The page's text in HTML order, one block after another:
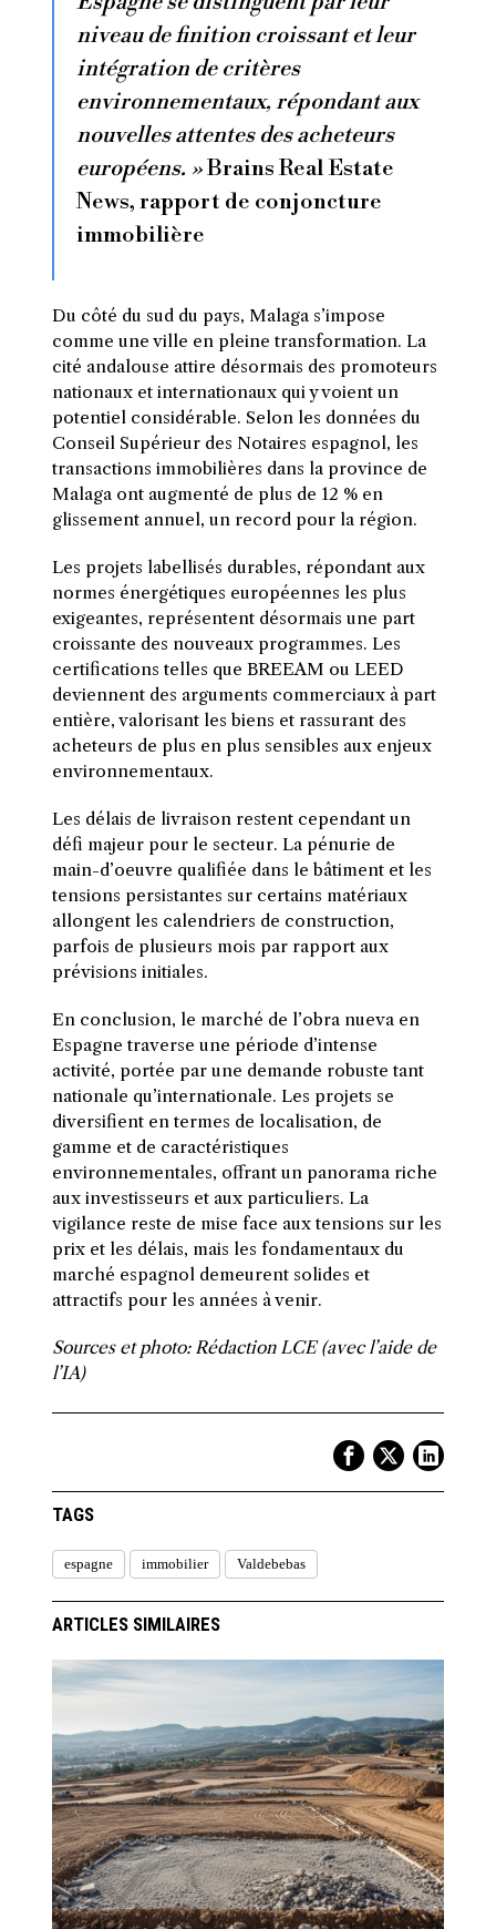
niveau de finition croissant et leur
intégration de critères
environnementaux, répondant aux
nouvelles attentes des acheteurs
européens. »Brains Real Estate
News, rapport de conjoncture
immobilière
Du côté du sud du pays, Malaga s’impose
comme une ville en pleine transformation. La
cité andalouse attire désormais des promoteurs
nationaux et internationaux qui y voient un
potentiel considérable. Selon les données du
Conseil Supérieur des Notaires espagnol, les
transactions immobilières dans la province de
Malaga ont augmenté de plus de 12 % en
glissement annuel, un record pour la région.
Les projets labellisés durables, répondant aux
normes énergétiques européennes les plus
exigeantes, représentent désormais une part
croissante des nouveaux programmes. Les
certifications telles que BREEAM ou LEED
deviennent des arguments commerciaux à part
entière, valorisant les biens et rassurant des
acheteurs de plus en plus sensibles aux enjeux
environnementaux.
Les délais de livraison restent cependant un
défi majeur pour le secteur. La pénurie de
main-d’oeuvre qualifiée dans le bâtiment et les
tensions persistantes sur certains matériaux
allongent les calendriers de construction,
parfois de plusieurs mois par rapport aux
prévisions initiales.
En conclusion, le marché de l’obra nueva en
Espagne traverse une période d’intense
activité, portée par une demande robuste tant
nationale qu’internationale. Les projets se
diversifient en termes de localisation, de
gamme et de caractéristiques
environnementales, offrant un panorama riche
aux investisseurs et aux particuliers. La
vigilance reste de mise face aux tensions sur les
prix et les délais, mais les fondamentaux du
marché espagnol demeurent solides et
attractifs pour les années à venir.
Sources et photo: Rédaction LCE (avec l’aide de
l’IA)
TAGS
espagne immobilier Valdebebas
ARTICLES SIMILAIRES